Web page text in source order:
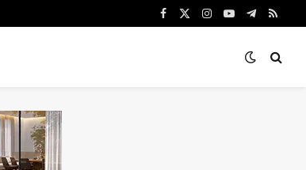
Facebook
X
Instagram
YouTube
Telegram
RSS